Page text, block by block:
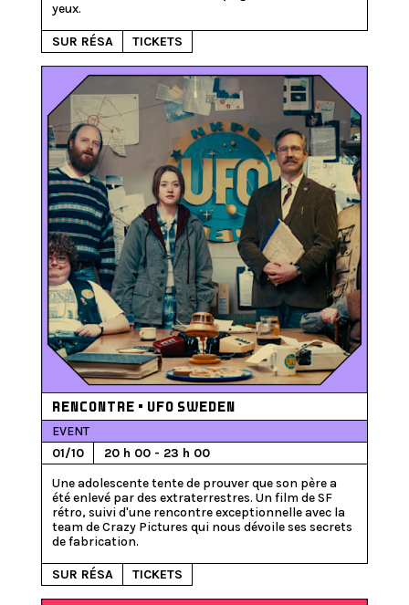
SUR RÉSA TICKETS
RENCONTRE • UFO SWEDEN
01/10 20 h 00 - 23 h 00
SUR RÉSA
EVENT
Une adolescente tente de prouver que son père a
été enlevé par des extraterrestres. Un film de SF
rétro, suivi d'une rencontre exceptionnelle avec la
team de Crazy Pictures qui nous dévoile ses secrets
TICKETS